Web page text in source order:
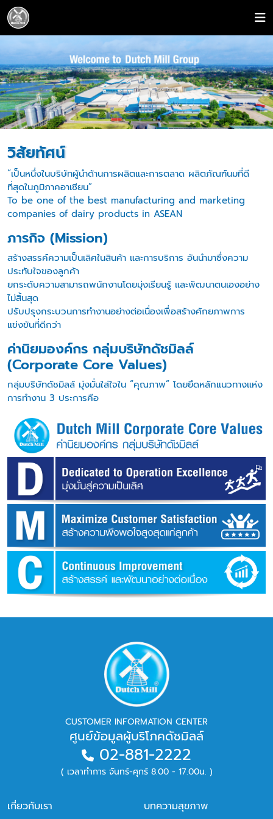
วิสัยทัศน์
“เป็นหนึ่งในบริษัทผู้นำด้านการผลิตและการตลาด ผลิตภัณฑ์นมที่ดี
ที่สุดในภูมิภาคอาเซียน”
To be one of the best manufacturing and marketing
companies of dairy products in ASEAN
ภารกิจ (Mission)
สร้างสรรค์ความเป็นเลิศในสินค้า และการบริการ อันนำมาซึ่งความ
ประทับใจของลูกค้า
ยกระดับความสามารถพนักงานโดยมุ่งเรียนรู้ และพัฒนาตนเองอย่าง
ไม่สิ้นสุด
ปรับปรุงกระบวนการทำงานอย่างต่อเนื่องเพื่อสร้างศักยภาพการ
แข่งขันที่ดีกว่า
ค่านิยมองค์กร กลุ่มบริษัทดัชมิลล์
(Corporate Core Values)
กลุ่มบริษัทดัชมิลล์ มุ่งมั่นใส่ใจใน “คุณภาพ” โดยยึดหลักแนวทางแห่ง
การทำงาน 3 ประการคือ
CUSTOMER INFORMATION CENTER
ศูนย์ข้อมูลผู้บริโภคดัชมิลล์
02-881-2222
( เวลาทำการ จันทร์-ศุกร์ 8.00 - 17.00น. )
เกี่ยวกับเรา บทความสุขภาพ